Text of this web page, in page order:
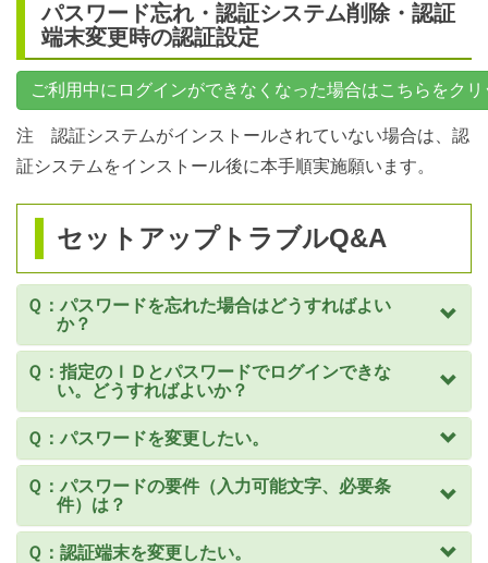
ペ
の
本
文
へ
す。
パスワード忘れ・認証システム削除・認証
端末変更時の認証設定
ご利用中にログインができなくなった場合はこちらをクリ
注 認証システムがインストールされていない場合は、認
証システムをインストール後に本手順実施願います。
セットアップトラブルQ&A
Ｑ：パスワードを忘れた場合はどうすればよい
か？
Ｑ：指定のＩＤとパスワードでログインできな
い。どうすればよいか？
Ｑ：パスワードを変更したい。
Ｑ：パスワードの要件（入力可能文字、必要条
件）は？
Ｑ：認証端末を変更したい。